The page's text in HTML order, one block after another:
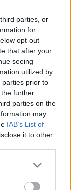
parties, or
for
opt-out
that after your
seeing
utilized by
parties prior to
further
parties on the
may
IAB’s List of
it to other
more Google
may click to
Σχολιασμένα
από τη
Η κάλυψη που